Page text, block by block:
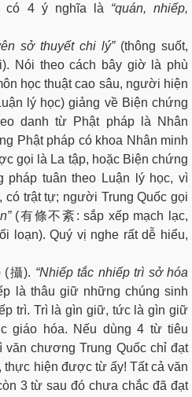
có 4 ý nghĩa là “quán, nhiếp,
sở thuyết chi lý” (thông suốt,
Nói theo cách bây giờ là phù
học thuật cao sâu, người hiện
lý học) giảng về Biệnchứng
danh từ Phật pháp là Nhân
Phật pháp có khoa Nhân minh
gọi là La tập, hoặc Biện chứng
pháp tuân theo Luận lý học, vì
có trật tự; người Trung Quốc gọi
(有條不紊: sắp xếp mạch lạc,
loạn). Quý vị nghe rất dễ hiểu,
(攝). “Nhiếp tắc nhiếp trì sở hóa
là thâu giữ những chúng sinh
trì. Trì là gìn giữ, tức là gìn giữ
giáo hóa. Nếu dùng 4 từ tiêu
văn chương Trung Quốc chỉ đạt
hiện được từ ấy! Tất cả văn
3 từ sau đó chưa chắc đã đạt